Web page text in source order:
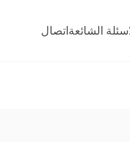
الشائعةاتصال